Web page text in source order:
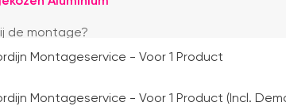
de montage?
Montageservice - Voor 1 Product
Montageservice - Voor 1 Product (incl.